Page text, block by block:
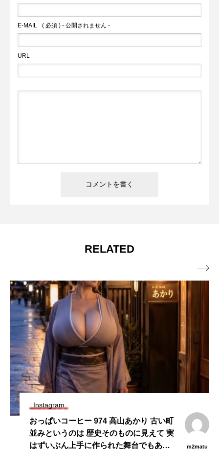
E-MAIL ( 必須 ) - 公開されません -
URL
RELATED
Instagram
おっぱいコーヒー 974 高山あかり 古い町
並みというのは 歴史そのものに見えて 実
はずいぶん上手に作られた舞台でもあ
m2matu
